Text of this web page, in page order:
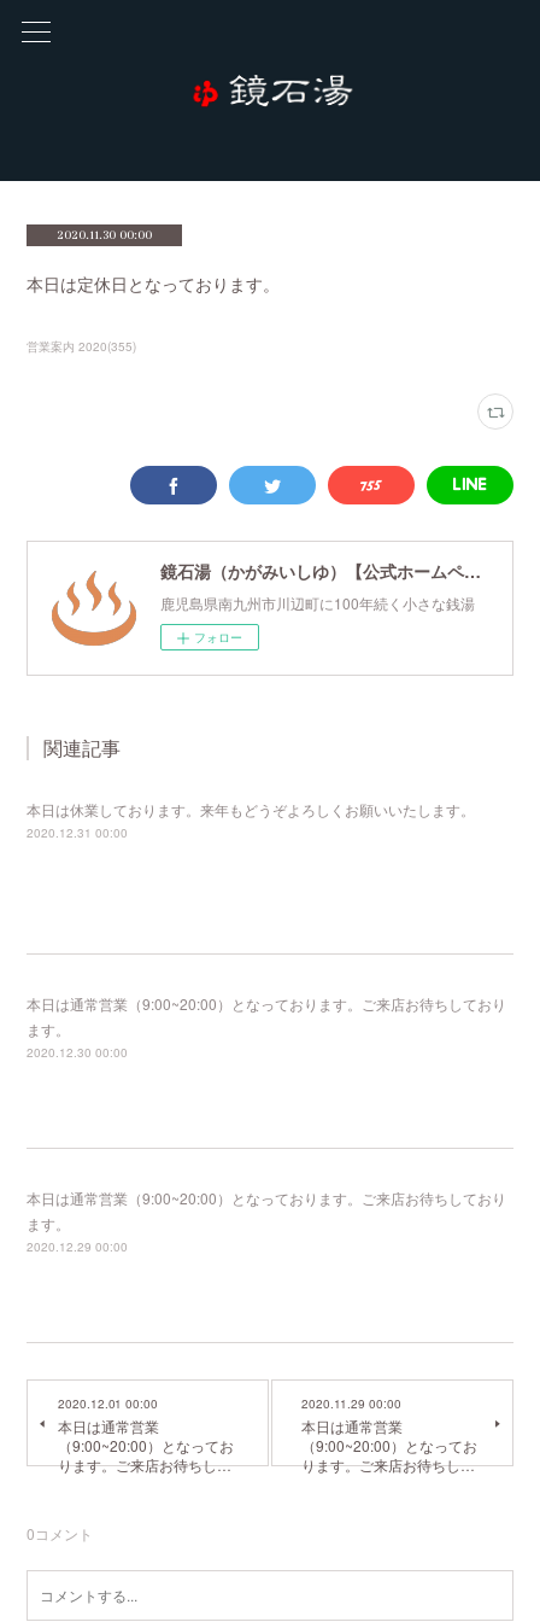
2020.11.30 00:00
本日は定休日となっております。
営業案内 2020(355)
鏡石湯（かがみいしゆ）【公式ホームページ】
鹿児島県南九州市川辺町に100年続く小さな銭湯
フォロー
関連記事
本日は休業しております。来年もどうぞよろしくお願いいたします。
2020.12.31 00:00
本日は通常営業（9:00~20:00）となっております。ご来店お待ちしており
ます。
2020.12.30 00:00
本日は通常営業（9:00~20:00）となっております。ご来店お待ちしており
ます。
2020.12.29 00:00
2020.12.01 00:00
本日は通常営業
（9:00~20:00）となってお
ります。ご来店お待ちし…
2020.11.29 00:00
本日は通常営業
（9:00~20:00）となってお
ります。ご来店お待ちし…
0コメント